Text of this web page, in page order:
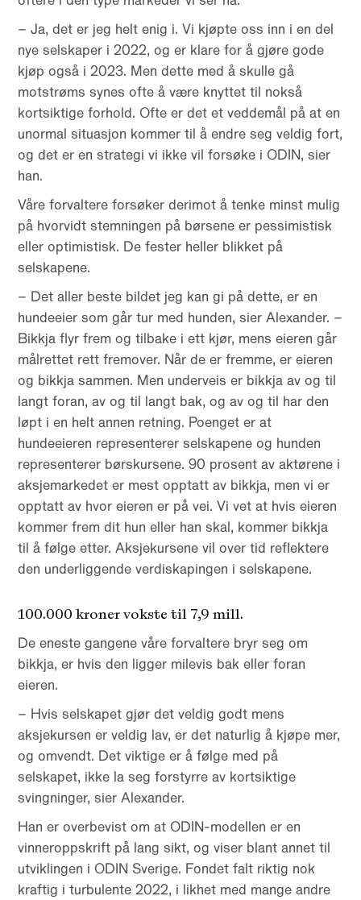
– Ja, det er jeg helt enig i. Vi kjøpte oss inn i en del
nye selskaper i 2022, og er klare for å gjøre gode
kjøp også i 2023. Men dette med å skulle gå
motstrøms synes ofte å være knyttet til nokså
kortsiktige forhold. Ofte er det et veddemål på at en
unormal situasjon kommer til å endre seg veldig fort,
og det er en strategi vi ikke vil forsøke i ODIN, sier
han.
Våre forvaltere forsøker derimot å tenke minst mulig
på hvorvidt stemningen på børsene er pessimistisk
eller optimistisk. De fester heller blikket på
selskapene.
– Det aller beste bildet jeg kan gi på dette, er en
hundeeier som går tur med hunden, sier Alexander. –
Bikkja flyr frem og tilbake i ett kjør, mens eieren går
målrettet rett fremover. Når de er fremme, er eieren
og bikkja sammen. Men underveis er bikkja av og til
langt foran, av og til langt bak, og av og til har den
løpt i en helt annen retning. Poenget er at
hundeeieren representerer selskapene og hunden
representerer børskursene. 90 prosent av aktørene i
aksjemarkedet er mest opptatt av bikkja, men vi er
opptatt av hvor eieren er på vei. Vi vet at hvis eieren
kommer frem dit hun eller han skal, kommer bikkja
til å følge etter. Aksjekursene vil over tid reflektere
den underliggende verdiskapingen i selskapene.
100.000 kroner vokste til 7,9 mill.
De eneste gangene våre forvaltere bryr seg om
bikkja, er hvis den ligger milevis bak eller foran
eieren.
– Hvis selskapet gjør det veldig godt mens
aksjekursen er veldig lav, er det naturlig å kjøpe mer,
og omvendt. Det viktige er å følge med på
selskapet, ikke la seg forstyrre av kortsiktige
svingninger, sier Alexander.
Han er overbevist om at ODIN-modellen er en
vinneroppskrift på lang sikt, og viser blant annet til
utviklingen i ODIN Sverige. Fondet falt riktig nok
kraftig i turbulente 2022, i likhet med mange andre